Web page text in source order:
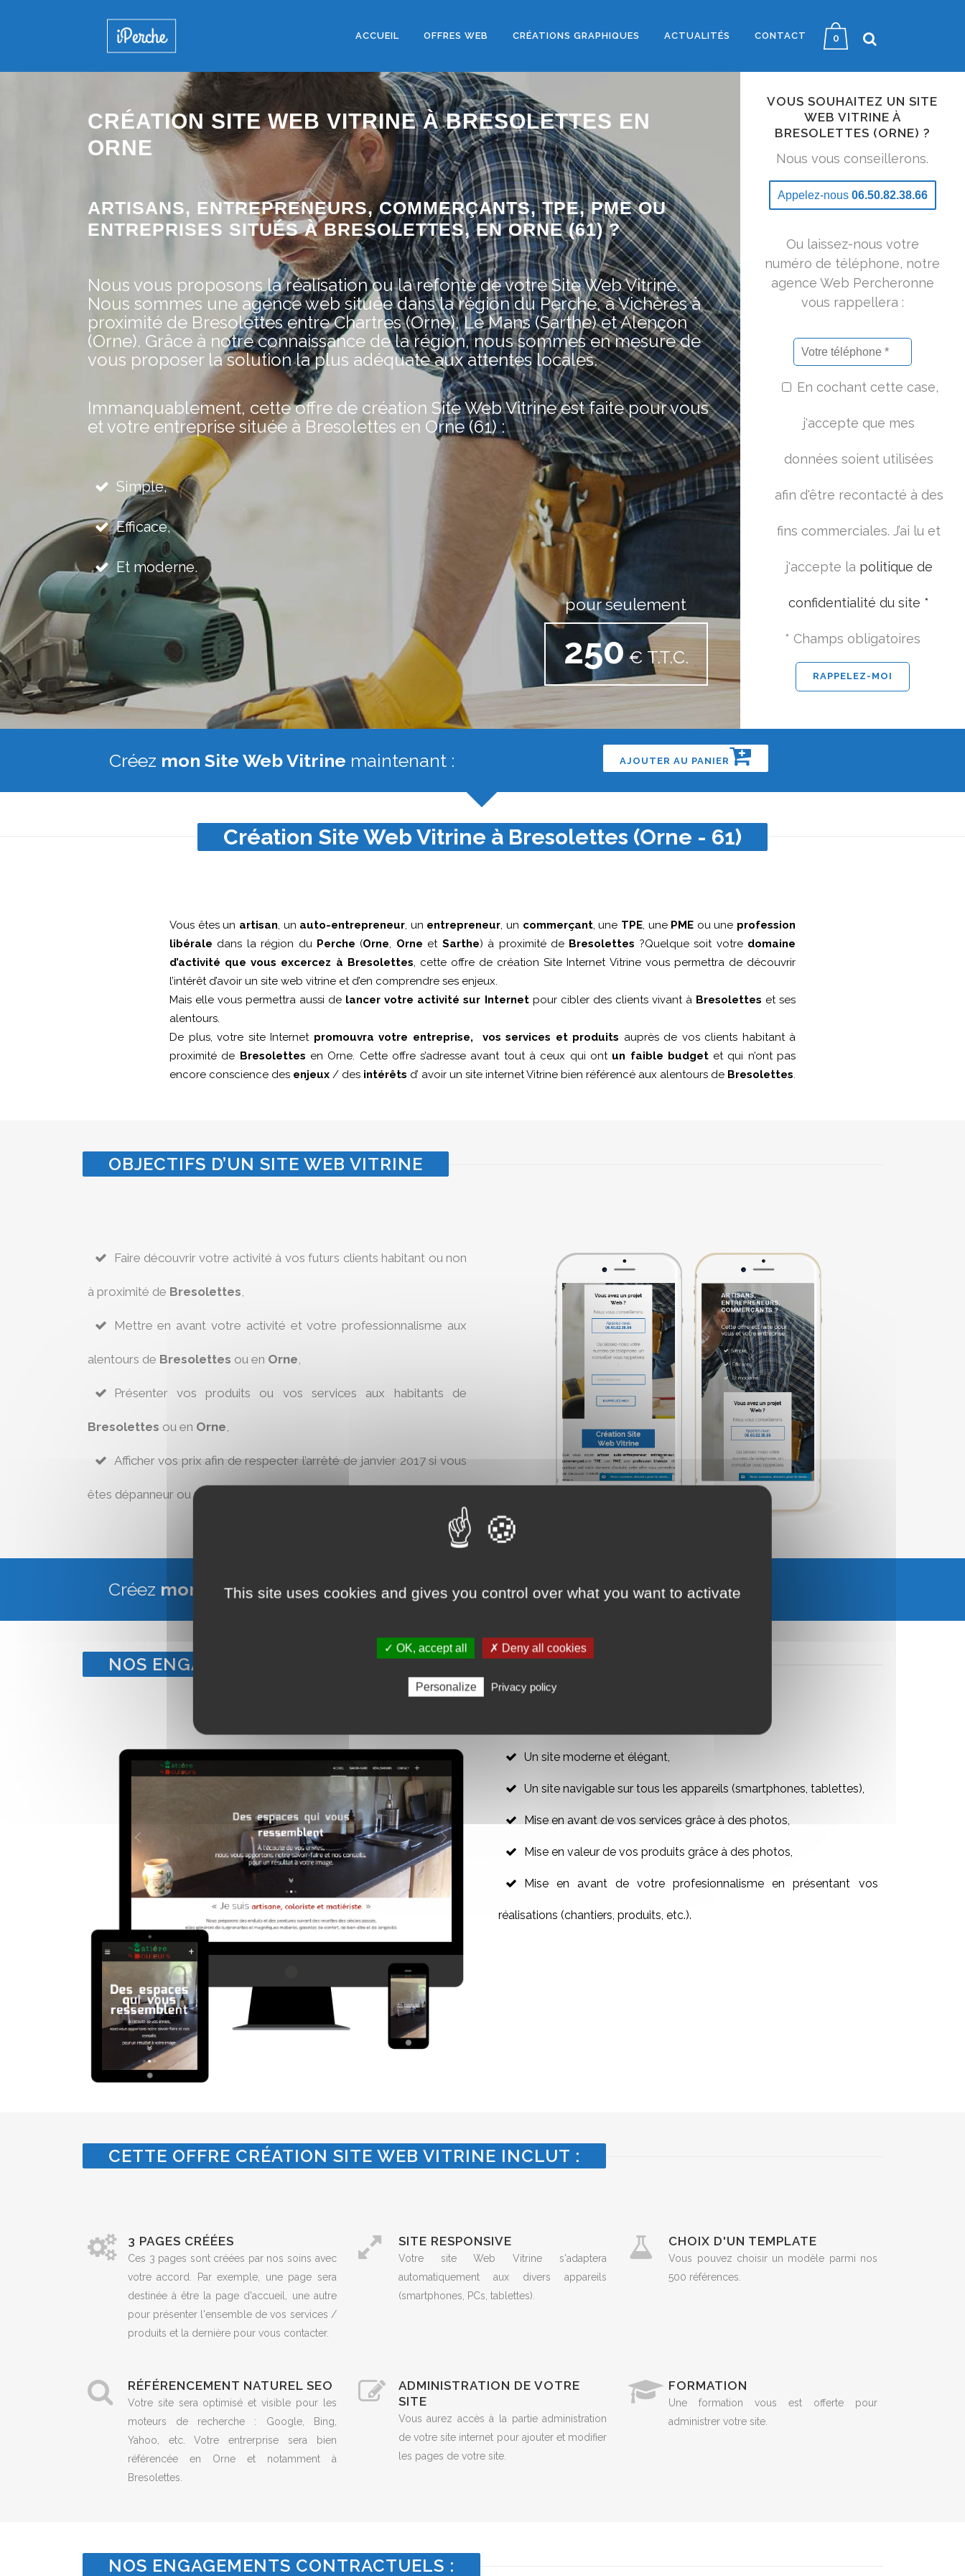
0
ACCUEIL OFFRES WEB CRÉATIONS GRAPHIQUES ACTUALITÉS CONTACT
CRÉATION SITE WEB VITRINE À BRESOLETTES EN
ORNE
ARTISANS, ENTREPRENEURS, COMMERÇANTS, TPE, PME OU
ENTREPRISES SITUÉS À BRESOLETTES, EN ORNE (61) ?
Nous vous proposons la réalisation ou la refonte de votre Site Web Vitrine.
Nous sommes une agence web située dans la région du Perche, à Vichères à
proximité de Bresolettes entre Chartres (Orne), Le Mans (Sarthe) et Alençon
(Orne). Grâce à notre connaissance de la région, nous sommes en mesure de
vous proposer la solution la plus adéquate aux attentes locales.
Immanquablement, cette offre de création Site Web Vitrine est faite pour vous
et votre entreprise située à Bresolettes en Orne (61) :
Simple,
Efficace,
Et moderne.
pour seulement
250€ T.T.C.
VOUS SOUHAITEZ UN SITE
WEB VITRINE À
BRESOLETTES (ORNE) ?
Nous vous conseillerons.
Appelez-nous 06.50.82.38.66
Ou laissez-nous votre
numéro de téléphone, notre
agence Web Percheronne
vous rappellera :
En cochant cette case,
j'accepte que mes
données soient utilisées
afin d'être recontacté à des
fins commerciales. J’ai lu et
j'accepte la politique de
confidentialité du site *
* Champs obligatoires
Créez mon Site Web Vitrine maintenant : AJOUTER AU PANIER
Création Site Web Vitrine à Bresolettes (Orne - 61)
Vous êtes un artisan, un auto-entrepreneur, un entrepreneur, un commerçant, une TPE, une PME ou une profession
libérale dans la région du Perche (Orne, Orne et Sarthe) à proximité de Bresolettes ?Quelque soit votre domaine
d’activité que vous excercez à Bresolettes, cette offre de création Site Internet Vitrine vous permettra de découvrir
l’intérêt d’avoir un site web vitrine et d’en comprendre ses enjeux.
Mais elle vous permettra aussi de lancer votre activité sur Internetpour cibler des clients vivant à Bresolettes et ses
alentours.
De plus, votre site Internet promouvra votre entreprise, vos services et produits auprès de vos clients habitant à
proximité de Bresolettes en Orne. Cette offre s’adresse avant tout à ceux qui ont un faible budgetet qui n’ont pas
encore conscience des enjeux / des intérêts d’ avoir un site internet Vitrine bien référencé aux alentours de Bresolettes.
OBJECTIFS D’UN SITE WEB VITRINE
Faire découvrir votre activité à vos futurs clients habitant ou non
à proximité de Bresolettes
Mettre en avant votre activité et votre professionnalisme aux
alentours de Bresolettes ou en Orne
Présenter vos produits ou vos services aux habitants de
Bresolettes ou en Orne
Afficher vos prix afin de respecter l’arrêté de janvier 2017 si vous
êtes dépanneur ou réparateur à
Créez mon site Web Vitrinemaintenant : AJOUTER AU PANIER
NOS ENGAGEMENTS POUR VOTRE SITE WEB VITRINE
Un site moderne et élégant,
Un site navigable sur tous les appareils (smartphones, tablettes),
Mise en avant de vos services grâce à des photos,
Mise en valeur de vos produits grâce à des photos,
Mise en avant de votre profesionnalisme en présentant vos
réalisations (chantiers, produits, etc.).
CETTE OFFRE CRÉATION SITE WEB VITRINE INCLUT :
3 PAGES CRÉÉES
Ces 3 pages sont créées par nos soins avec
votre accord. Par exemple, une page sera
destinée à être la page d'accueil, une autre
pour présenter l'ensemble de vos services /
produits et la dernière pour vous contacter.
SITE RESPONSIVE
Votre site Web Vitrine s'adaptera
automatiquement aux divers appareils
(smartphones, PCs, tablettes).
CHOIX D'UN TEMPLATE
Vous pouvez choisir un modèle parmi nos
500 références.
RÉFÉRENCEMENT NATUREL SEO
Votre site sera optimisé et visible pour les
moteurs de recherche : Google, Bing,
Yahoo, etc. Votre entrerprise sera bien
référencée en Orne et notamment à
Bresolettes.
ADMINISTRATION DE VOTRE
SITE
Vous aurez accès à la partie administration
de votre site internet pour ajouter et modifier
les pages de votre site.
FORMATION
Une formation vous est offerte pour
administrer votre site.
NOS ENGAGEMENTS CONTRACTUELS :
This site uses cookies and gives you control over what you want to activate
✓ OK, accept all ✗ Deny all cookies
Personalize Privacy policy